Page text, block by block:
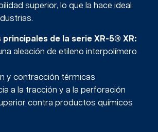
superior, lo que la hace ideal
de la serie XR-5® XR:
aleación de etileno interpolímero
y contracción térmicas
a la tracción y a la perforación
contra productos químicos